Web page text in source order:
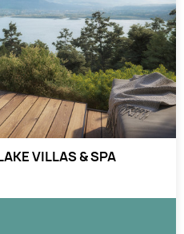
VILLAS & SPA